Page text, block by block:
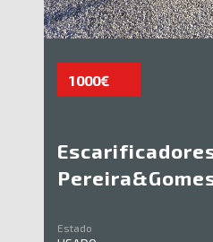
1 000€
Estado